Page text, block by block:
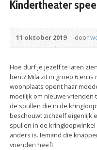
Kindertheater
11 oktober 2019 door
Hoe durf je jezelf te laten
bent? Mila zit in groep 6 en
woonplaats opent haar
moeilijk om nieuwe vrienden
de spullen die in de
beschouwt zichzelf eigenlijk
spullen in de
anders is. Iemand die
vrienden heeft.